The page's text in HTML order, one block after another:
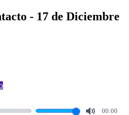
- 17 de Diciembre
00:00